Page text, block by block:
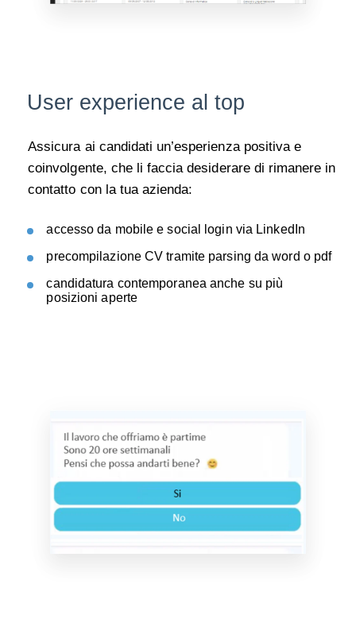
User experience al top
Assicura ai candidati un’esperienza positiva e
coinvolgente, che li faccia desiderare di rimanere in
contatto con la tua azienda:
accesso da mobile e social login via LinkedIn
precompilazione CV tramite parsing da word o pdf
candidatura contemporanea anche su più
posizioni aperte